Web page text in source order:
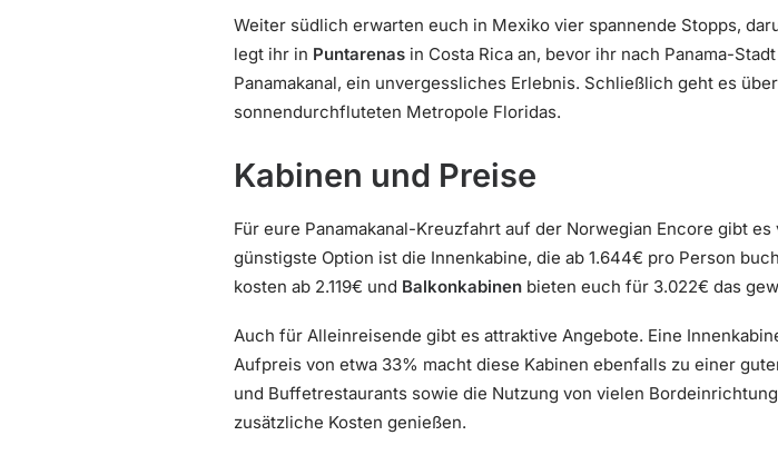
Weiter südlich erwarten euch in Mexiko vier spannende Stopps,
legt ihr in Puntarenas in Costa Rica an, bevor ihr nach Panama-
Panamakanal, ein unvergessliches Erlebnis. Schließlich geht es über
sonnendurchfluteten Metropole Floridas.
Kabinen und Preise
Für eure Panamakanal-Kreuzfahrt auf der Norwegian Encore gibt
günstigste Option ist die Innenkabine, die ab 1.644€ pro Person
kosten ab 2.119€ und Balkonkabinen bieten euch für 3.022€ das
Auch für Alleinreisende gibt es attraktive Angebote. Eine
Aufpreis von etwa 33% macht diese Kabinen ebenfalls zu einer
und Buffetrestaurants sowie die Nutzung von vielen
zusätzliche Kosten genießen.